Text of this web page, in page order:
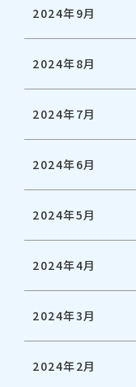
2024年9月
2024年8月
2024年7月
2024年6月
2024年5月
2024年4月
2024年3月
2024年2月